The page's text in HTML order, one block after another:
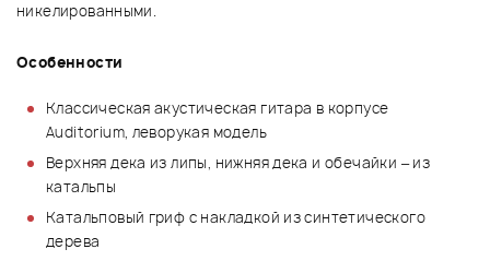
никелированными.
Особенности
Классическая акустическая гитара в корпусе
Auditorium, леворукая модель
Верхняя дека из липы, нижняя дека и обечайки – из
катальпы
Катальповый гриф с накладкой из синтетического
дерева